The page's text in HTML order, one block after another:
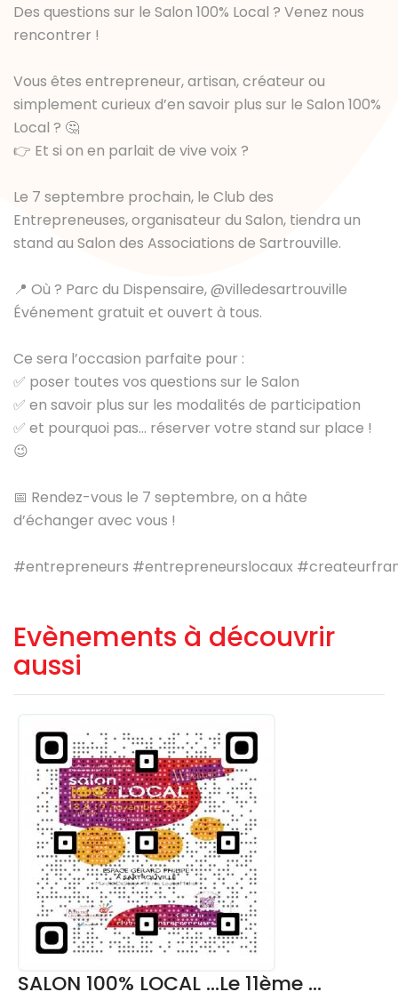
Des questions sur le Salon 100% Local ? Venez nous
rencontrer !
Vous êtes entrepreneur, artisan, créateur ou
simplement curieux d’en savoir plus sur le Salon 100%
Local ? 🤔
👉 Et si on en parlait de vive voix ?
Le 7 septembre prochain, le Club des
Entrepreneuses, organisateur du Salon, tiendra un
stand au Salon des Associations de Sartrouville.
📍 Où ? Parc du Dispensaire,@villedesartrouville
Événement gratuit et ouvert à tous.
Ce sera l’occasion parfaite pour :
✅ poser toutes vos questions sur le Salon
✅ en savoir plus sur les modalités de participation
✅ et pourquoi pas... réserver votre stand sur place !
😉
📅 Rendez-vous le 7 septembre, on a hâte
d’échanger avec vous !
#entrepreneurs #entrepreneurslocaux
Evènements à découvrir
aussi
SALON 100% LOCAL ...Le 11ème ...